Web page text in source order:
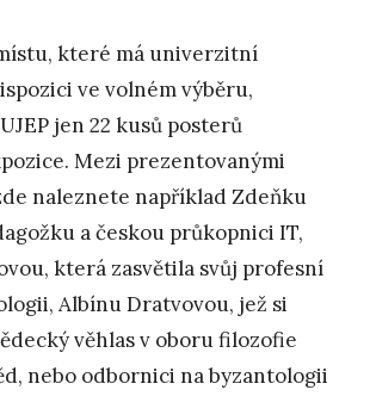
které má univerzitní
ve volném výběru,
jen 22 kusů posterů
Mezi prezentovanými
naleznete například Zdeňku
a českou průkopnici IT,
která zasvětila svůj profesní
Albínu Dratvovou, jež si
věhlas v oboru filozofie
nebo odbornici na byzantologii